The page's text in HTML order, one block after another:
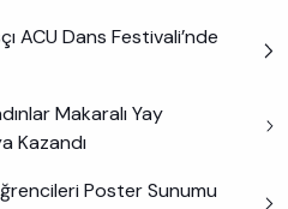
ACU Dans Festivali’nde
Makaralı Yay
Kazandı
Poster Sunumu